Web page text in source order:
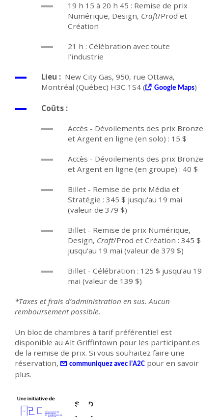
19 h 15 à 20 h 45 : Remise de prix
Numérique, Design, Craft/Prod et
Création
21 h : Célébration avec toute
l’industrie
Lieu : New City Gas, 950, rue Ottawa,
Montréal (Québec) H3C 1S4 (
Google Maps)
Coûts :
Accès - Dévoilements des prix Bronze
et Argent en ligne (en solo) : 15 $
Accès - Dévoilements des prix Bronze
et Argent en ligne (en groupe) : 40 $
Billet - Remise de prix Média et
Stratégie : 345 $ jusqu'au 19 mai
(valeur de 379 $)
Billet - Remise de prix Numérique,
Design, Craft/Prod et Création : 345 $
jusqu'au 19 mai (valeur de 379 $)
Billet - Célébration : 125 $ jusqu’au 19
mai (valeur de 139 $)
*Taxes et frais d’administration en sus. Aucun
remboursement possible.
Un bloc de chambres à tarif préférentiel est
disponible au Alt Griffintown pour les participant.es
de la remise de prix. Si vous souhaitez faire une
réservation,
communiquez avec l'A2C pour en savoir
plus.